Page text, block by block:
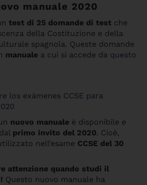
manuale 2020
test di 25 domande di test che
della Costituzione e della
spagnola. Queste domande
manuale a cui si accede da questo
nuovo manuale è disponibile e
primo invito del 2020. Cioè,
nell’esame CCSE del 30
attenzione quando studi il
Questo nuovo manuale ha